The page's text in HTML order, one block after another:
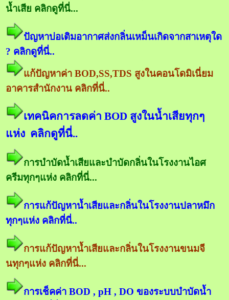
น้ำเสีย คลิกดูที่นี่...
ปัญหาบ่อเติมอากาศส่งกลิ่นเหม็นเกิดจากสาเหตุใด
? คลิกดูที่นี่..
แก้ปัญหาค่า BOD,SS,TDS สูงในคอนโดมิเนี่ยม
อาคารสำนักงาน คลิกที่นี่..
เทคนิคการลดค่า BOD สูงในน้ำเสียทุกๆ
แห่ง คลิกดูที่นี่..
การบำบัดน้ำเสียและบำบัดกลิ่นในโรงงานไอศ
ครีมทุกๆแห่ง คลิกที่นี่...
การแก้ปัญหาน้ำเสียและกลิ่นในโรงงานปลาหมึก
ทุกๆแห่ง คลิกที่นี่..
การแก้ปัญหาน้ำเสียและกลิ่นในโรงงานขนมจี
นทุกๆแห่ง คลิกที่นี่...
การเช็คค่า BOD , pH , DO ของระบบบำบัดน้ำ